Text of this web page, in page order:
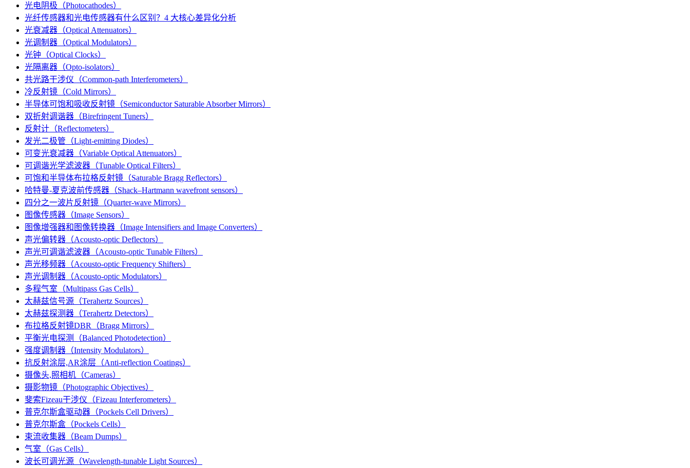
光电阴极（Photocathodes）
光纤传感器和光电传感器有什么区别？4 大核心差异化分析
光衰减器（Optical Attenuators）
光调制器（Optical Modulators）
光钟（Optical Clocks）
光隔离器（Opto-isolators）
共光路干涉仪（Common-path Interferometers）
冷反射镜（Cold Mirrors）
半导体可饱和吸收反射镜（Semiconductor Saturable Absorber Mirrors）
双折射调谐器（Birefringent Tuners）
反射计（Reflectometers）
发光二极管（Light-emitting Diodes）
可变光衰减器（Variable Optical Attenuators）
可调谐光学滤波器（Tunable Optical Filters）
可饱和半导体布拉格反射镜（Saturable Bragg Reflectors）
哈特曼-夏克波前传感器（Shack–Hartmann wavefront sensors）
四分之一波片反射镜（Quarter-wave Mirrors）
图像传感器（Image Sensors）
图像增强器和图像转换器（Image Intensifiers and Image Converters）
声光偏转器（Acousto-optic Deflectors）
声光可调谐滤波器（Acousto-optic Tunable Filters）
声光移频器（Acousto-optic Frequency Shifters）
声光调制器（Acousto-optic Modulators）
多程气室（Multipass Gas Cells）
太赫兹信号源（Terahertz Sources）
太赫兹探测器（Terahertz Detectors）
布拉格反射镜DBR（Bragg Mirrors）
平衡光电探测（Balanced Photodetection）
强度调制器（Intensity Modulators）
抗反射涂层,AR涂层（Anti-reflection Coatings）
摄像头,照相机（Cameras）
摄影物镜（Photographic Objectives）
斐索Fizeau干涉仪（Fizeau Interferometers）
普克尔斯盒驱动器（Pockels Cell Drivers）
普克尔斯盒（Pockels Cells）
束流收集器（Beam Dumps）
气室（Gas Cells）
波长可调光源（Wavelength-tunable Light Sources）